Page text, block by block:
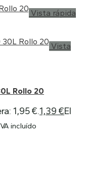
Vista rápida
Vista
Rollo 20
1,95 €.1,39 €El
incluído